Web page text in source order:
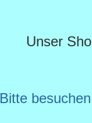
Unser
Bitte